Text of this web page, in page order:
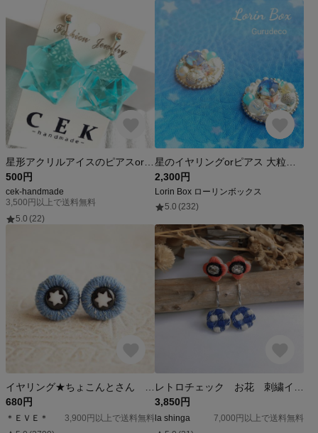
500円
cek-handmade
3,500円以上で送料無料
5.0 (22)
2,300円
Lorin Box ローリンボックス
5.0 (232)
680円
＊ＥＶＥ＊
3,900円以上で送料無料
3,850円
la shinga
7,000円以上で送料無料